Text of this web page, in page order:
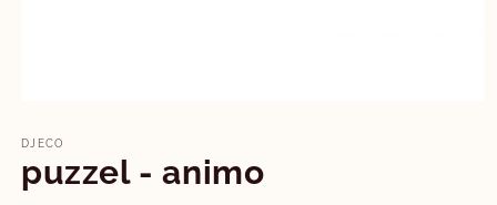
openen
modaal
DJECO
puzzel - animo